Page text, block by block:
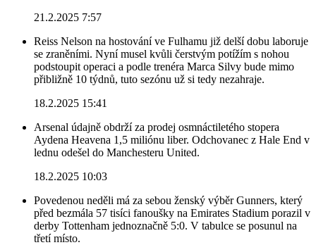
21.2.2025 7:57
Reiss Nelson na hostování ve Fulhamu již delší dobu laboruje
se zraněními. Nyní musel kvůli čerstvým potížím s nohou
podstoupit operaci a podle trenéra Marca Silvy bude mimo
přibližně 10 týdnů, tuto sezónu už si tedy nezahraje.
18.2.2025 15:41
Arsenal údajně obdrží za prodej osmnáctiletého stopera
Aydena Heavena 1,5 miliónu liber. Odchovanec z Hale End v
lednu odešel do Manchesteru United.
18.2.2025 10:03
Povedenou neděli má za sebou ženský výběr Gunners, který
před bezmála 57 tisíci fanoušky na Emirates Stadium porazil v
derby Tottenham jednoznačně 5:0. V tabulce se posunul na
třetí místo.